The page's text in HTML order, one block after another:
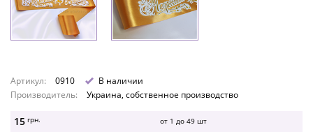
Артикул: 0910
В наличии
Производитель:
Украина, собственное производство
15 грн. от 1 до 49 шт